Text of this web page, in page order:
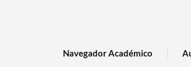
Navegador Académico